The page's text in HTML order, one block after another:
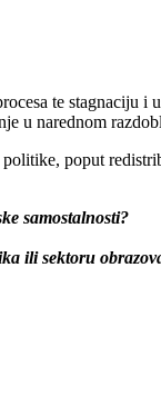
te stagnaciju i
u narednom
poput
samostalnosti?
ili sektoru